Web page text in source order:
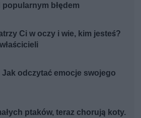
błędem
Ci w oczy i wie, kim jesteś?
Jak odczytać emocje swojego
ptaków, teraz chorują koty.